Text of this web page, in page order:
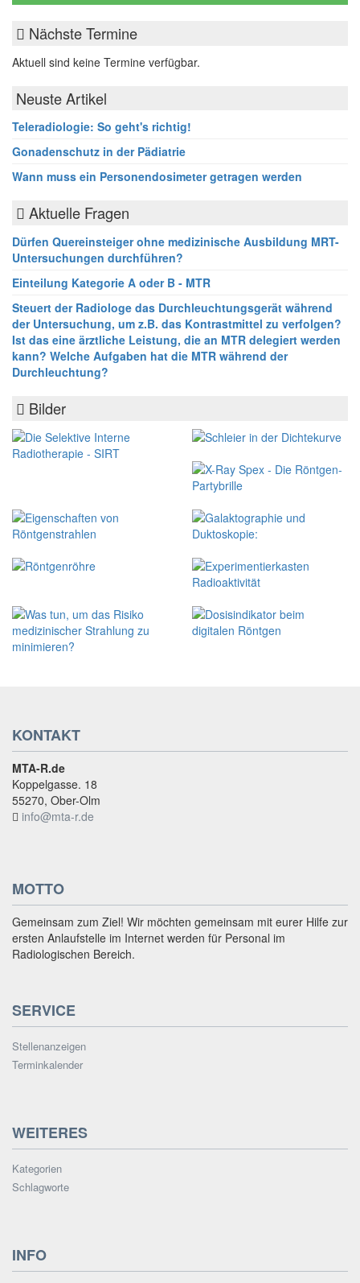
Nächste Termine
Aktuell sind keine Termine verfügbar.
Neuste Artikel
Teleradiologie: So geht's richtig!
Gonadenschutz in der Pädiatrie
Wann muss ein Personendosimeter getragen werden
Aktuelle Fragen
Dürfen Quereinsteiger ohne medizinische Ausbildung MRT-
Untersuchungen durchführen?
Einteilung Kategorie A oder B - MTR
Steuert der Radiologe das Durchleuchtungsgerät während
der Untersuchung, um z.B. das Kontrastmittel zu verfolgen?
Ist das eine ärztliche Leistung, die an MTR delegiert werden
kann? Welche Aufgaben hat die MTR während der
Durchleuchtung?
Bilder
KONTAKT
MTA-R.de
Koppelgasse. 18
55270, Ober-Olm
info@mta-r.de
MOTTO
Gemeinsam zum Ziel! Wir möchten gemeinsam mit eurer Hilfe zur
ersten Anlaufstelle im Internet werden für Personal im
Radiologischen Bereich.
SERVICE
Stellenanzeigen
Terminkalender
WEITERES
Kategorien
Schlagworte
INFO